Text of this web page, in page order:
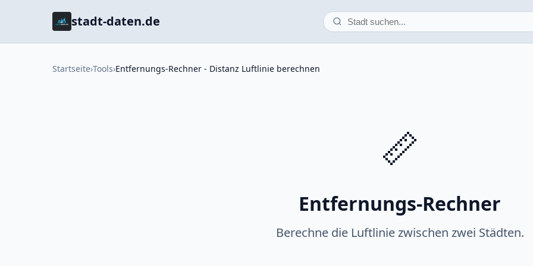
stadt-daten.de
Startseite›Tools›Entfernungs-Rechner - Distanz Luftlinie berechnen
📏
Entfernungs-Rechner
Berechne die Luftlinie zwischen zwei Städten.